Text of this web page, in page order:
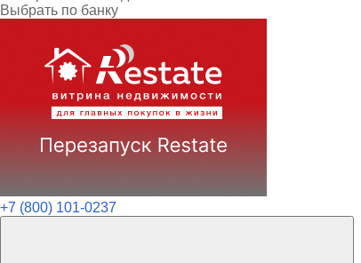
Выбрать по банку
+7 (800) 101-0237